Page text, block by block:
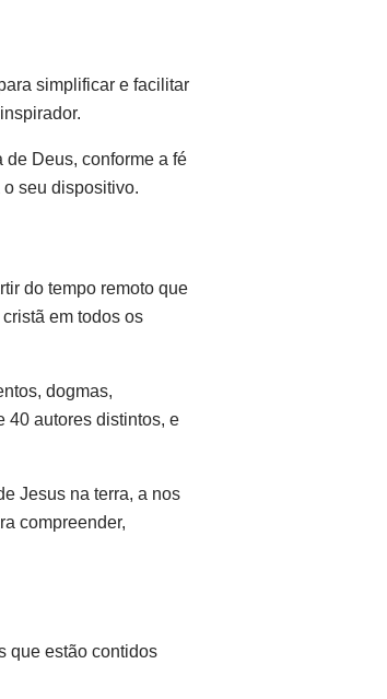
simplificar e facilitar
Deus, conforme a fé
seu dispositivo.
do tempo remoto que
em todos os
dogmas,
40 autores distintos, e
Jesus na terra, a nos
compreender,
que estão contidos